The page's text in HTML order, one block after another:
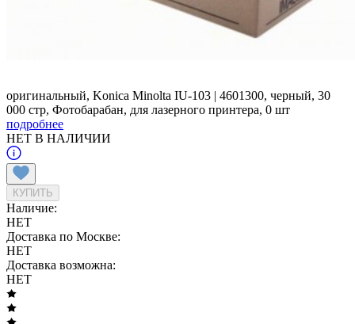
оригинальный, Konica Minolta IU-103 | 4601300, черный, 30
000 стр, Фотобарабан, для лазерного принтера, 0 шт
подробнее
НЕТ В НАЛИЧИИ
КУПИТЬ
Наличие:
НЕТ
Доставка по Москве:
НЕТ
Доставка возможна:
НЕТ